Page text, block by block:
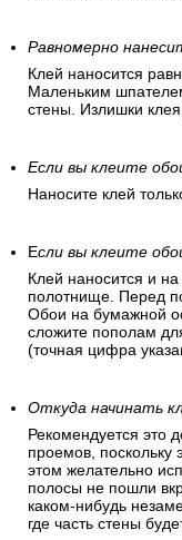
Равномерно
Клей наносится
Маленьким
стены. Излишки
Если вы клеите
Наносите клей
Если вы клеите
Клей наносится и
полотнище. Перед
Обои на бумажной
сложите пополам
(точная цифра
Откуда начинать
Рекомендуется это
проемов, поскольку
этом желательно
полосы не пошли
каком-нибудь
где часть стены